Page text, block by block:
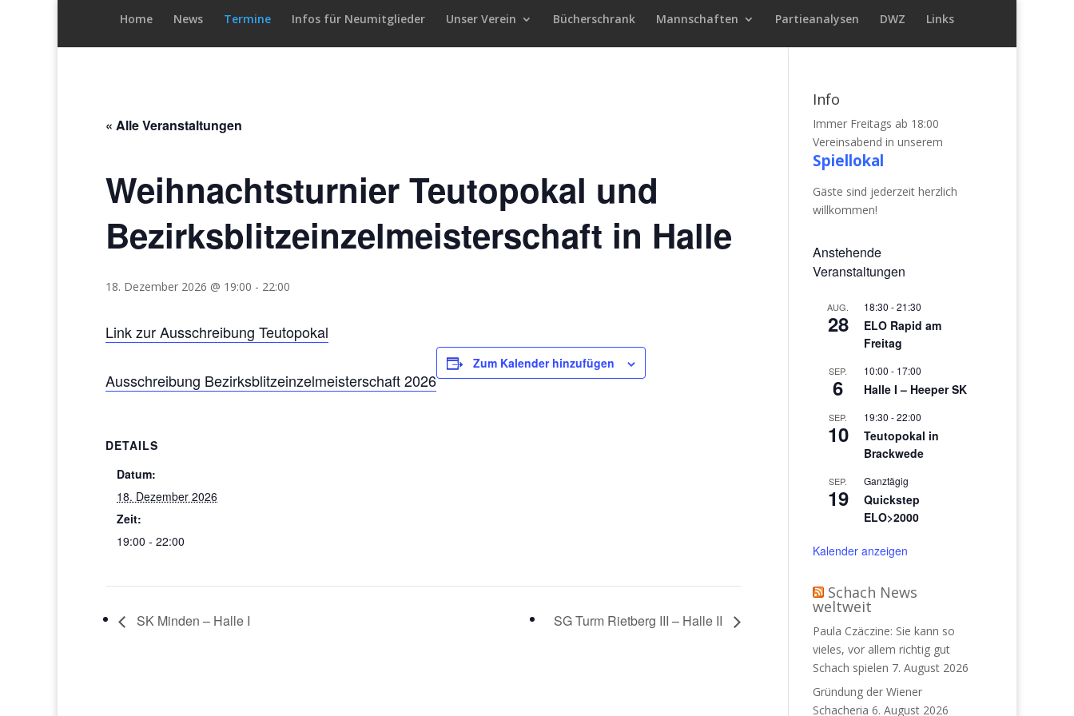
Home News Termine Infos für Neumitglieder Unser Verein Bücherschrank Mannschaften Partieanalysen DWZ Links
« Alle Veranstaltungen
Weihnachtsturnier Teutopokal und
Bezirksblitzeinzelmeisterschaft in Halle
18. Dezember 2026 @ 19:00 - 22:00
Link zur Ausschreibung Teutopokal
Ausschreibung Bezirksblitzeinzelmeisterschaft 2026
Zum Kalender hinzufügen
DETAILS
Datum:
18. Dezember 2026
Zeit:
19:00 - 22:00
SK Minden – Halle I SG Turm Rietberg III – Halle II
Info
Immer Freitags ab 18:00
Vereinsabend in unserem
Spiellokal
Gäste sind jederzeit herzlich
willkommen!
Anstehende
Veranstaltungen
AUG.
28
18:30 -21:30
ELO Rapid am
Freitag
SEP.
6
10:00 - 17:00
Halle I – Heeper SK
SEP.
10
19:30 -22:00
Teutopokal in
Brackwede
SEP.
19
Ganztägig
Quickstep
ELO>2000
Kalender anzeigen
Schach News
weltweit
Paula Czäczine: Sie kann so
vieles, vor allem richtig gut
Schach spielen 7. August 2026
Gründung der Wiener
Schacheria 6. August 2026